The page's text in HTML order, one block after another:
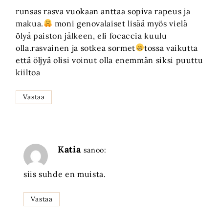
runsas rasva vuokaan anttaa sopiva rapeus ja
makua.
moni genovalaiset lisää myös vielä
ölyä paiston jälkeen, eli focaccia kuulu
olla.rasvainen ja sotkea sormet
tossa vaikutta
että öljyä olisi voinut olla enemmän siksi puuttu
kiiltoa
Vastaa
Katia sanoo:
siis suhde en muista.
Vastaa